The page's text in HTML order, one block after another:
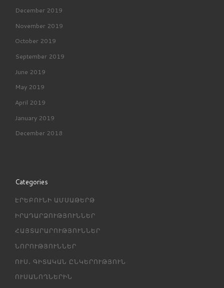
December 2019
November 2019
October 2019
September 2019
June 2019
May 2019
April 2019
January 2019
December 2018
Categories
ԷՐԵԲՈՒՆԻ ԱՄՍԱԹԵՐԹ
ԻՐԱԴԱՐՁՈՒԹՅՈՒՆՆԵՐ
ՀԱՅՏԱՐԱՐՈՒԹՅՈՒՆՆԵՐ
ՆՈՐՈՒԹՅՈՒՆՆԵՐ
ՈՒՍ․ ԳԻՏԱԿԱՆ ԸՆԿԵՐՈՒԹՅՈՒՆ
ՈՒՍԱՆՈՂՆԵՐԻՆ